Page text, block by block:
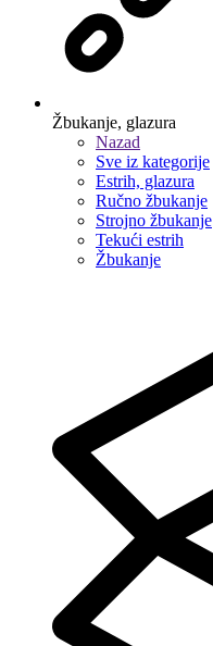
Žbukanje, glazura
Nazad
Sve iz kategorije
Estrih, glazura
Ručno žbukanje
Strojno žbukanje
Tekući estrih
Žbukanje